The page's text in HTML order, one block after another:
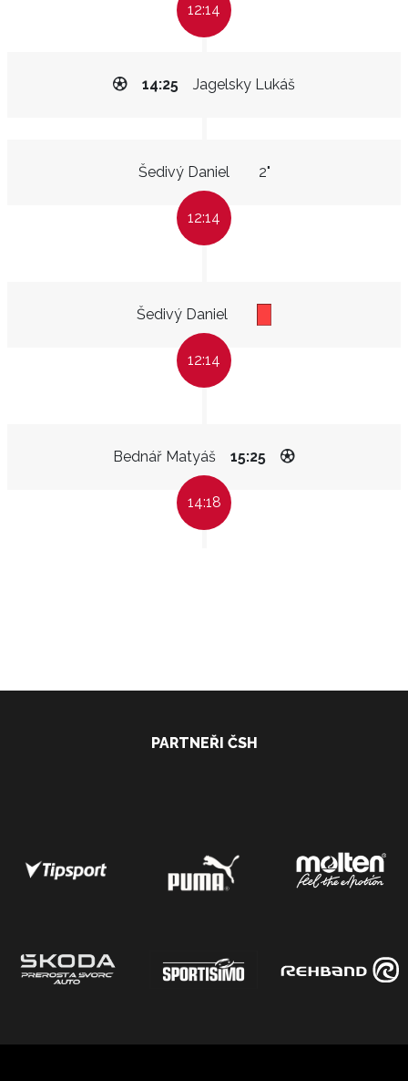
12:14
Jagelsky Lukáš
14:25
Šedivý Daniel 2"
12:14
Šedivý Daniel
12:14
Bednář Matyáš 15:25
14:18
PARTNEŘI ČSH